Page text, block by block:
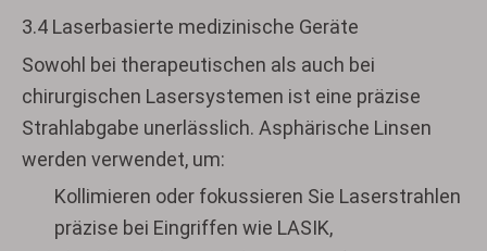
3.4 Laserbasierte medizinische Geräte
Sowohl bei therapeutischen als auch bei
chirurgischen Lasersystemen ist eine präzise
Strahlabgabe unerlässlich. Asphärische Linsen
werden verwendet, um:
Kollimieren oder fokussieren Sie Laserstrahlen
präzise bei Eingriffen wie LASIK,